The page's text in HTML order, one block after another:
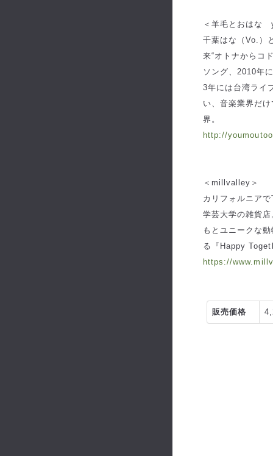
＜羊毛とおはな
千葉はな（Vo.）
来“オトナからコ
ソング、2010年
3年には台湾ライ
い、音楽業界だ
界。
http://
＜millvalley＞
カリフォルニア
学芸大学の雑貨
もとユニークな
る『Happy
https://
販売価格